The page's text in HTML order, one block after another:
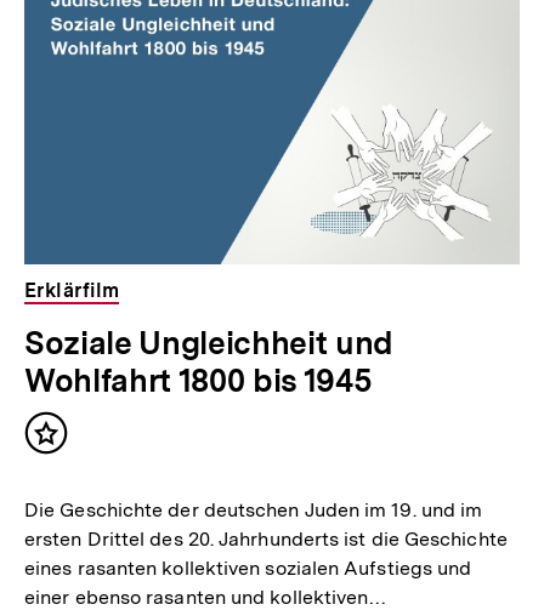
Erklärfilm
Soziale Ungleichheit und
Wohlfahrt 1800 bis 1945
Inhalt
Die Geschichte der deutschen Juden im 19. und im
ersten Drittel des 20. Jahrhunderts ist die Geschichte
eines rasanten kollektiven sozialen Aufstiegs und
einer ebenso rasanten und kollektiven…